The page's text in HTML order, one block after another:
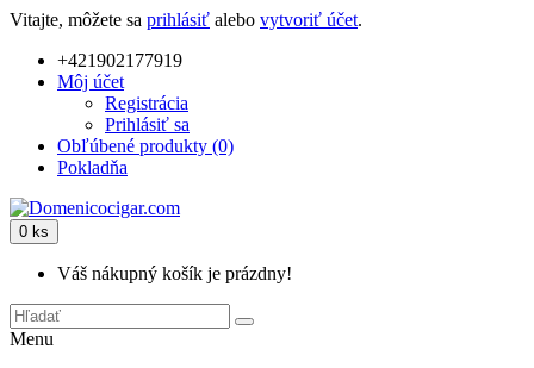
Vitajte, môžete sa prihlásiť alebo vytvoriť účet.
+421902177919
Môj účet
Registrácia
Prihlásiť sa
Obľúbené produkty (0)
Pokladňa
0 ks
Váš nákupný košík je prázdny!
Menu